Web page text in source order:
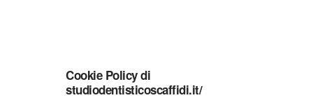
Cookie Policy di
studiodentisticoscaffidi.it/